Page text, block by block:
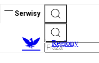
Serwisy
Regiony